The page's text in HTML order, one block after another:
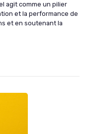
agit comme un pilier
et la performance de
et en soutenant la